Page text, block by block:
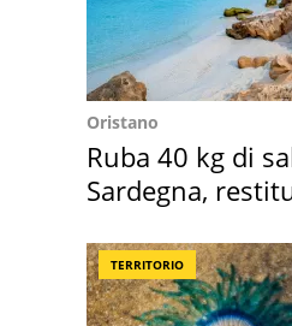
Oristano
Ruba 40 kg di
Sardegna,
TERRITORIO